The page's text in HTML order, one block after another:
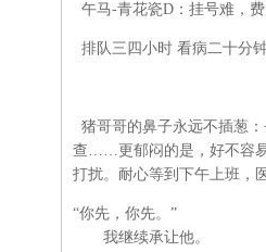
午马-青花瓷D：挂号难，
排队三四小时 看病二十分
猪哥哥的鼻子永远不插葱
查……更郁闷的是，好不容
打扰。耐心等到下午上班，
“你先，你先。”
我继续承让他。